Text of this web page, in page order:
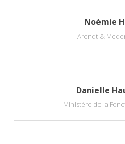
Noémie
Arendt &
Danielle
Ministère de la